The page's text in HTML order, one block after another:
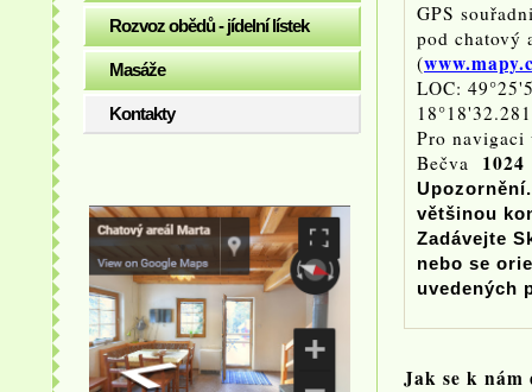
Rozvoz obědů - jídelní lístek
Masáže
Kontakty
GPS
pod chatový
(
LOC:
Pro navigaci
Bečva
1024
většinou
Zadávejte
nebo se
uvedených
Jak se k nám